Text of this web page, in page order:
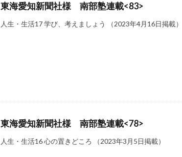
東海愛知新聞社様 南部塾連載<83>
人生・生活17 学び、考えましょう （2023年4月16日掲載）
東海愛知新聞社様 南部塾連載<78>
人生・生活16 心の置きどころ （2023年3月5日掲載）